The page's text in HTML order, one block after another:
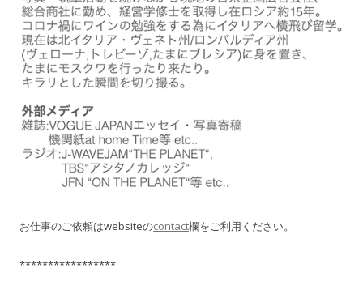
お仕事のご依頼はwebsiteのcontact欄をご利用ください。
*****************